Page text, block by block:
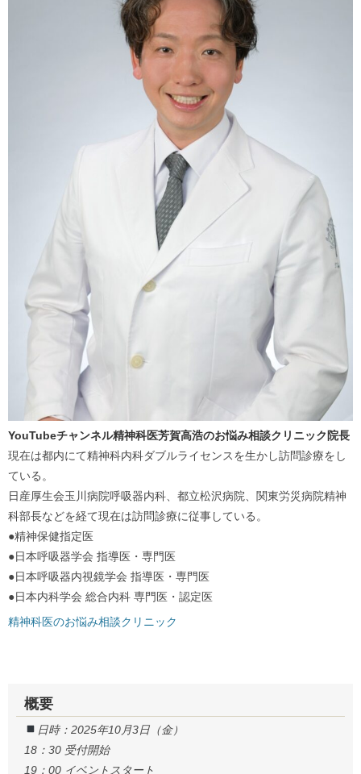
YouTubeチャンネル精神科医芳賀高浩のお悩み相談クリニック院長
現在は都内にて精神科内科ダブルライセンスを生かし訪問診療をし
ている。
日産厚生会玉川病院呼吸器内科、都立松沢病院、 関東労災病院精神
科部長などを経て現在は訪問診療に従事している 。
●精神保健指定医
●日本呼吸器学会 指導医・専門医
●日本呼吸器内視鏡学会 指導医・専門医
●日本内科学会 総合内科 専門医・認定医
精神科医のお悩み相談クリニック
概要
日時：2025年10月3日（金）
18：30 受付開始
19：00 イベントスタート